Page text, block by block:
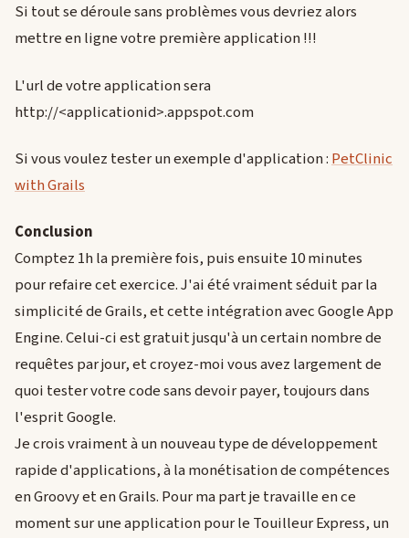
Si tout se déroule sans problèmes vous devriez alors
mettre en ligne votre première application !!!
L'url de votre application sera
http://<applicationid>.appspot.com
Si vous voulez tester un exemple d'application :PetClinic
with Grails
Conclusion
Comptez 1h la première fois, puis ensuite 10 minutes
pour refaire cet exercice. J'ai été vraiment séduit par la
simplicité de Grails, et cette intégration avec Google App
Engine. Celui-ci est gratuit jusqu'à un certain nombre de
requêtes par jour, et croyez-moi vous avez largement de
quoi tester votre code sans devoir payer, toujours dans
l'esprit Google.
Je crois vraiment à un nouveau type de développement
rapide d'applications, à la monétisation de compétences
en Groovy et en Grails. Pour ma part je travaille en ce
moment sur une application pour le Touilleur Express, un